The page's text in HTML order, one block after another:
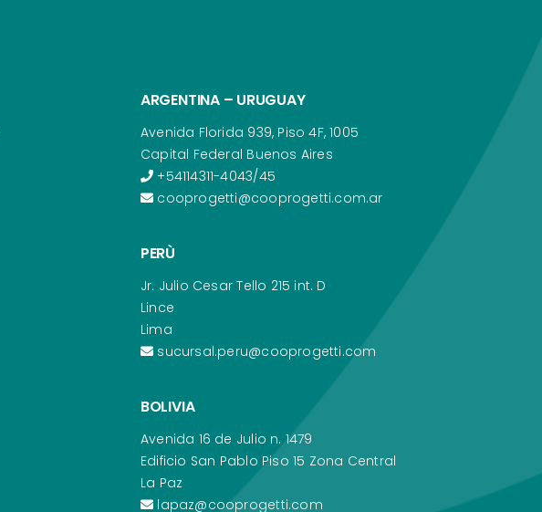
ARGENTINA – URUGUAY
Avenida Florida 939, Piso 4F, 1005
Capital Federal Buenos Aires
+54114311-4043/45
cooprogetti@cooprogetti.com.ar
PERÙ
Jr. Julio Cesar Tello 215 int. D
Lince
Lima
sucursal.peru@cooprogetti.com
BOLIVIA
Avenida 16 de Julio n. 1479
Edificio San Pablo Piso 15 Zona Central
La Paz
lapaz@cooprogetti.com